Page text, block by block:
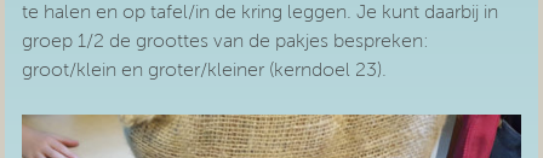
te halen en op tafel/in de kring leggen. Je kunt daarbij in
groep 1/2 de groottes van de pakjes bespreken:
groot/klein en groter/kleiner (kerndoel 23).